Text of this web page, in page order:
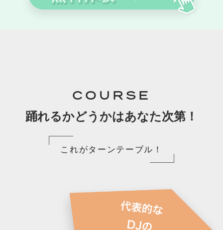
COURSE
踊れるかどうかはあなた次第！
これがターンテーブル！